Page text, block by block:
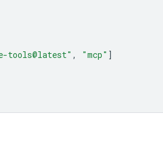
tools@latest" , "mcp" ]